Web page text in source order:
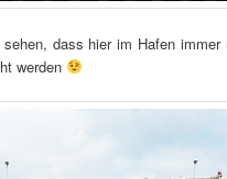
dass hier im Hafen immer
werden